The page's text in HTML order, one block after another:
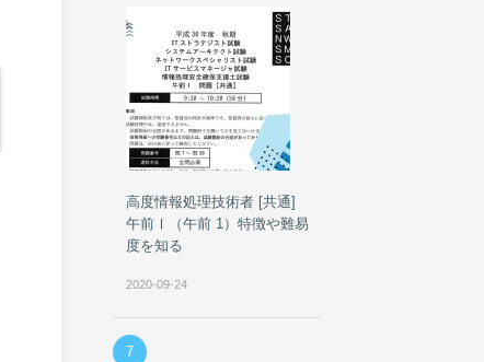
高度情報処理技術者 [共通]
午前Ⅰ（午前 1）特徴や難易
度を知る
2020-09-24
7